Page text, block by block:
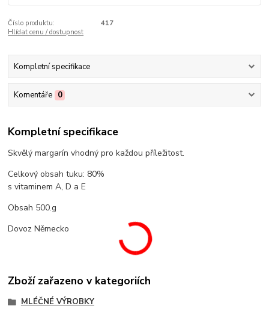
Číslo produktu:
417
Hlídat cenu / dostupnost
Kompletní specifikace
Komentáře 0
Kompletní specifikace
Skvělý margarín vhodný pro každou příležitost.
Celkový obsah tuku: 80%
s vitaminem A, D a E
Obsah 500.g
Dovoz Německo
Zboží zařazeno v kategoriích
MLÉČNÉ VÝROBKY